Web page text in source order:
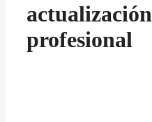
actualización
profesional